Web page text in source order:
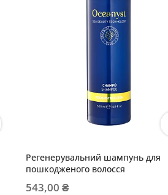
Регенерувальний шампунь для
пошкодженого волосся
543,00 ₴